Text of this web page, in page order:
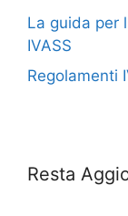
La guida per
IVASS
Regolamenti
Resta